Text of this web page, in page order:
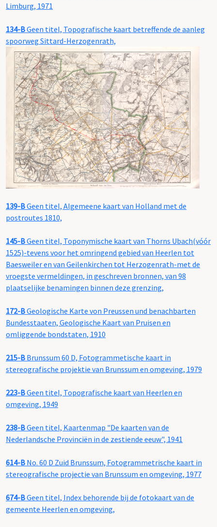
Limburg, 1971
134-BGeen titel, Topografische kaart betreffende de aanleg
spoorweg Sittard-Herzogenrath,
139-BGeen titel, Algemeene kaart van Holland met de
postroutes 1810,
145-BGeen titel, Toponymische kaart van Thorns Ubach(vóór
1525)-tevens voor het omringend gebied van Heerlen tot
Baesweiler en van Geilenkirchen tot Herzogenrath-met de
vroegste vermeldingen, in geschreven bronnen, van 98
plaatselijke benamingen binnen deze grenzing,
172-BGeologische Karte von Preussen und benachbarten
Bundesstaaten, Geologische Kaart van Pruisen en
omliggende bondstaten, 1910
215-B Brunssum 60 D, Fotogrammetische kaart in
stereografische projektie van Brunssum en omgeving, 1979
223-BGeen titel, Topografische kaart van Heerlen en
omgeving, 1949
238-BGeen titel, Kaartenmap "De kaarten van de
Nederlandsche Provinciën in de zestiende eeuw", 1941
614-B No. 60 D Zuid Brunssum, Fotogrammetrische kaart in
stereografische projectie van Brunssum en omgeving, 1977
674-BGeen titel, Index behorende bij de fotokaart van de
gemeente Heerlen en omgeving,